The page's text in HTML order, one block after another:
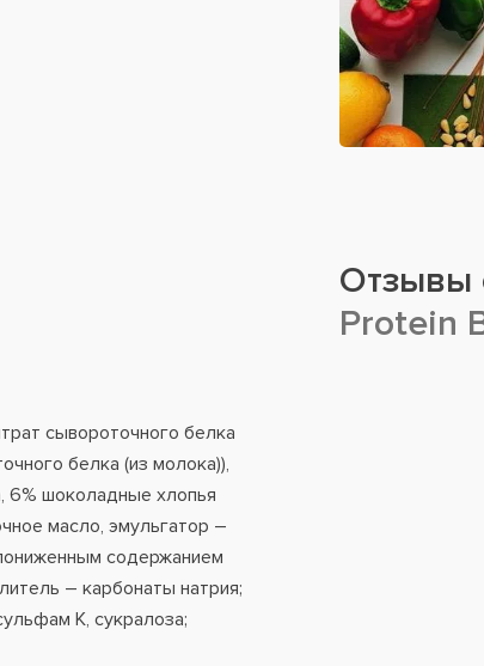
сывороточного белка
белка (из молока)),
6% шоколадные хлопья
масло, эмульгатор –
содержанием
– карбонаты натрия;
К, сукралоза;
Отзывы
Protein